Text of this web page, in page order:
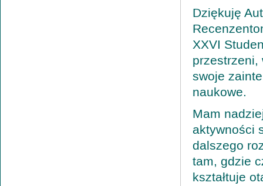
Dziękuję
XXVI
przestrzeni,
swoje
naukowe.
Mam
aktywności
dalszego
tam, gdzie
kształtuje